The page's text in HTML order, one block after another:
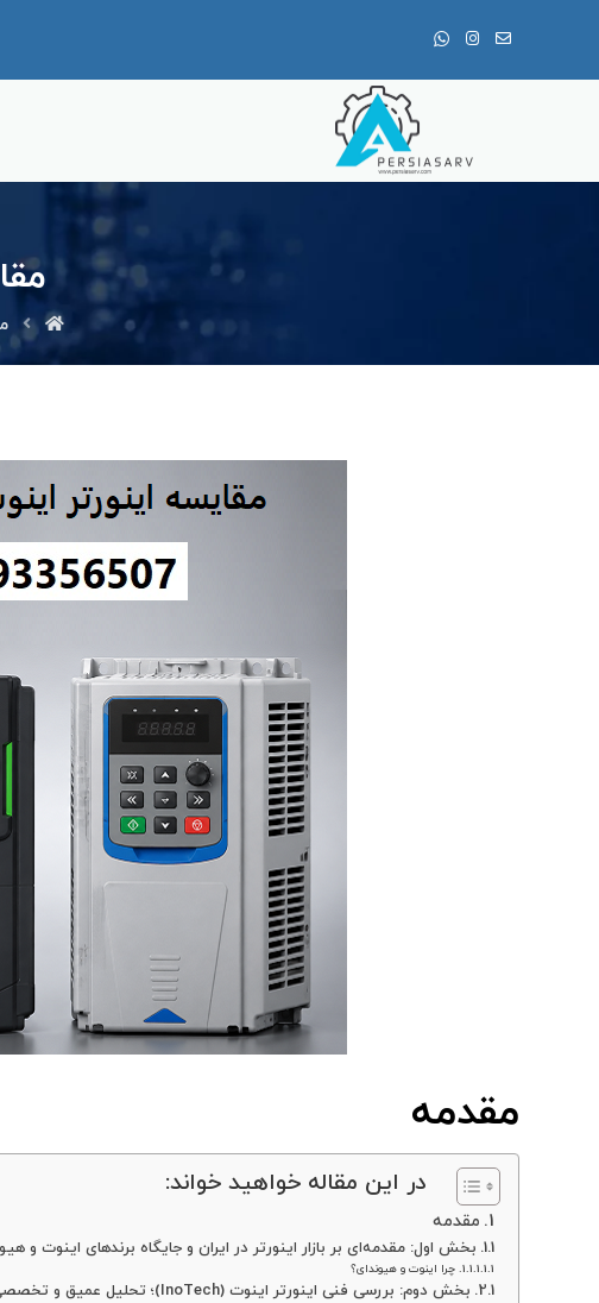
مقدمه
در این مقاله خواهید خواند:
مقدمه
بخش اول: مقدمه‌ای بر بازار اینورتر در ایران و جایگاه برندهای اینوت و
چرا اینوت و هیوندای؟
بخش دوم: بررسی فنی اینورتر اینوت (InoTech)؛ تحلیل عمیق و تخصصی